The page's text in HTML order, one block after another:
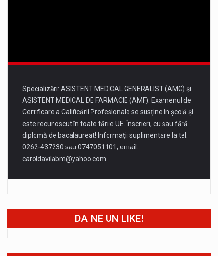
Specializări: ASISTENT MEDICAL GENERALIST (AMG) și
ASISTENT MEDICAL DE FARMACIE (AMF). Examenul de
Certificare a Calificării Profesionale se susține în școlă și
este recunoscut în toate tările UE. Înscrieri, cu sau fără
diplomă de bacalaureat! Informații suplimentare la tel.
0262-437230 sau 0747051101, email:
caroldavilabm@yahoo.com.
DA-NE UN LIKE!